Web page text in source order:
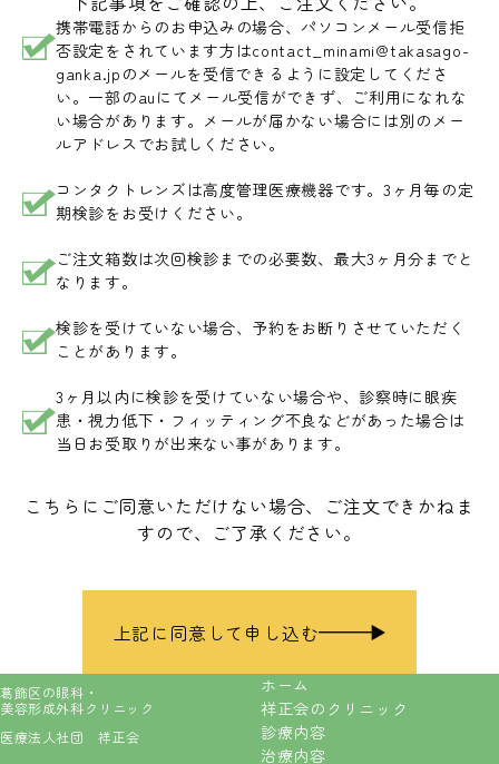
携帯電話からのお申込みの場合、パソコンメール受信拒
否設定をされています方はcontact_minami@takasago-
ganka.jpのメールを受信できるように設定してくださ
い。一部のauにてメール受信ができず、ご利用になれな
い場合があります。メールが届かない場合には別のメー
ルアドレスでお試しください。
コンタクトレンズは高度管理医療機器です。3ヶ月毎の定
期検診をお受けください。
ご注文箱数は次回検診までの必要数、最大3ヶ月分までと
なります。
検診を受けていない場合、予約をお断りさせていただく
ことがあります。
3ヶ月以内に検診を受けていない場合や、診察時に眼疾
患・視力低下・フィッティング不良などがあった場合は
当日お受取りが出来ない事があります。
こちらにご同意いただけない場合、ご注文できかねま
すので、ご了承ください。
上記に同意して申し込む
葛飾区の眼科・
美容形成外科クリニック
医療法人社団 祥正会
ホーム
祥正会のクリニック
診療内容
治療内容